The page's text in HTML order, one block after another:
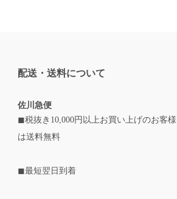
配送・送料について
佐川急便
◼税抜き10,000円以上お買い上げのお客様
は送料無料
◼最短翌日到着